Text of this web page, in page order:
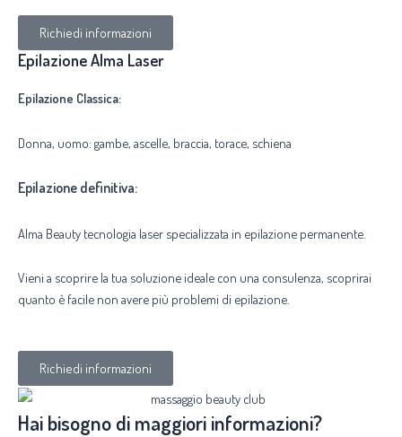
Richiedi informazioni
Epilazione Alma Laser
Epilazione Classica:
Donna, uomo: gambe, ascelle, braccia, torace, schiena
Epilazione definitiva:
Alma Beauty tecnologia laser specializzata in epilazione permanente.
Vieni a scoprire la tua soluzione ideale con una consulenza, scoprirai
quanto è facile non avere più problemi di epilazione.
Richiedi informazioni
Hai bisogno di maggiori informazioni?